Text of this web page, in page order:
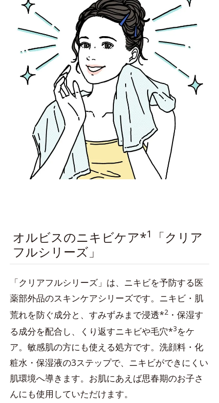
オルビスのニキビケア*1
「クリア
フルシリーズ」
「クリアフルシリーズ」は、ニキビを予防する医
薬部外品のスキンケアシリーズです。ニキビ・肌
荒れを防ぐ成分と、すみずみまで浸透*2 ・保湿す
る成分を配合し、くり返すニキビや毛穴*3をケ
ア。敏感肌の方にも使える処方です。洗顔料・化
粧水・保湿液の3ステップで、ニキビができにくい
肌環境へ導きます。お肌にあえば思春期のお子さ
んにも使用していただけます。